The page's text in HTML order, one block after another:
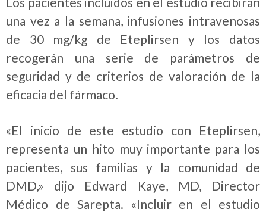
una vez a la semana, infusiones intravenosas
de 30 mg/kg de Eteplirsen y los datos
recogerán una serie de parámetros de
seguridad y de criterios de valoración de la
eficacia del fármaco.
«El inicio de este estudio con Eteplirsen,
representa un hito muy importante para los
pacientes, sus familias y la comunidad de
DMD,» dijo Edward Kaye, MD, Director
Médico de Sarepta. «Incluir en el estudio